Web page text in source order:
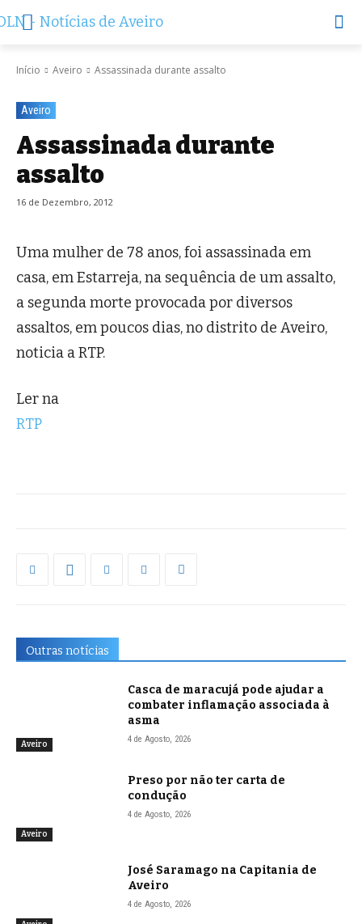
Início Aveiro Assassinada durante assalto
Aveiro
Assassinada durante
assalto
16 de Dezembro, 2012
Uma mulher de 78 anos, foi assassinada em
casa, em Estarreja, na sequência de um assalto,
a segunda morte provocada por diversos
assaltos, em poucos dias, no distrito de Aveiro,
noticia a RTP.
Ler na
RTP
Outras notícias
Aveiro
Casca de maracujá pode ajudar a
combater inflamação associada à
asma
4 de Agosto, 2026
Aveiro
Preso por não ter carta de
condução
4 de Agosto, 2026
José Saramago na Capitania de
Aveiro
4 de Agosto, 2026